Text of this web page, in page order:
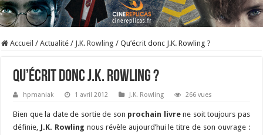
Accueil / Actualité / J.K. Rowling / Qu’écrit donc J.K. Rowling ?
Qu’écrit donc J.K. Rowling ?
hpmaniak 1 avril 2012 J.K. Rowling 266 vues
Bien que la date de sortie de son prochain livrene soit toujours pas
définie, J.K. Rowling nous révèle aujourd’hui le titre de son ouvrage :